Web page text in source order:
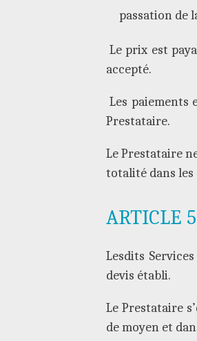
passation de
Le prix est
accepté.
Les paiements
Prestataire.
Le Prestataire
totalité dans les
ARTICLE
Lesdits
devis établi.
Le Prestataire
de moyen et